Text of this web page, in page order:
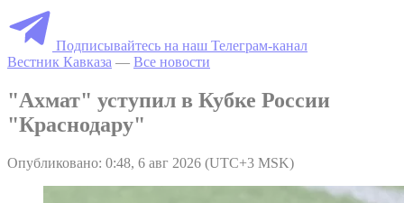
Подписывайтесь на наш Телеграм-канал
Вестник Кавказа — Все новости
"Ахмат" уступил в Кубке России
"Краснодару"
Опубликовано: 0:48, 6 авг 2026 (UTC+3 MSK)